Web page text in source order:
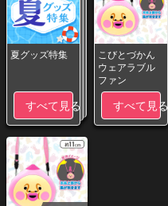
夏グッズ特集
すべて見る
こびとづかん
ウェアラブル
ファン
すべて見る